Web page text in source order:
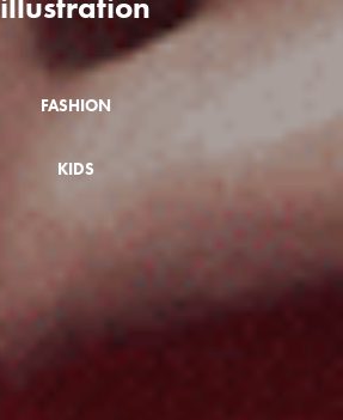
FASHION
KIDS